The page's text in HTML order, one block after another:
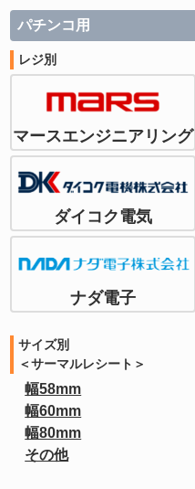
パチンコ用
レジ別
マースエンジニアリング
ダイコク電気
ナダ電子
サイズ別
＜サーマルレシート＞
幅58mm
幅60mm
幅80mm
その他